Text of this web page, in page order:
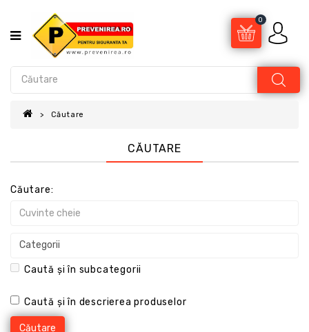
0
Căutare
CĂUTARE
Căutare:
Caută și în subcategorii
Caută și în descrierea produselor